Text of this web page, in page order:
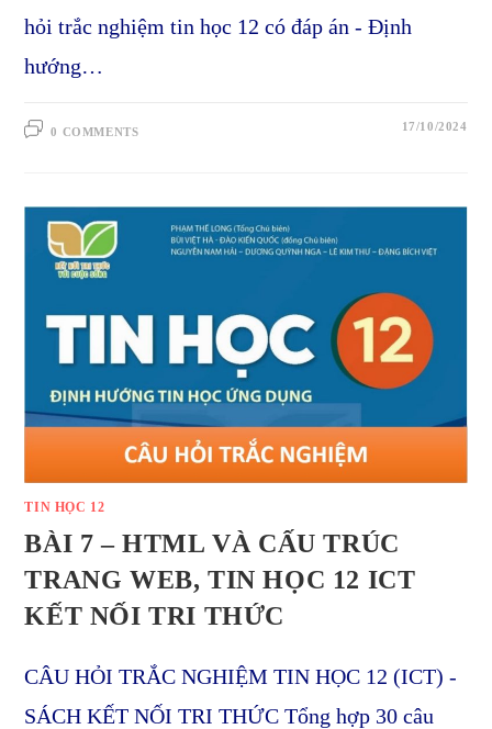
hỏi trắc nghiệm tin học 12 có đáp án - Định
hướng…
0 COMMENTS 17/10/2024
TIN HỌC 12
BÀI 7 – HTML VÀ CẤU TRÚC
TRANG WEB, TIN HỌC 12 ICT
KẾT NỐI TRI THỨC
CÂU HỎI TRẮC NGHIỆM TIN HỌC 12 (ICT) -
SÁCH KẾT NỐI TRI THỨC Tổng hợp 30 câu